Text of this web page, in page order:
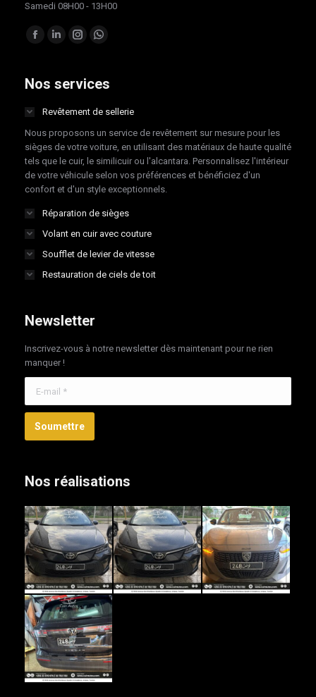
Samedi 08H00 - 13H00
Trouvez nous sur :
Facebook
opens
new
window
LinkedIn
opens
new
window
Instagram
opens
new
window
Whatsapp
opens
new
window
Nos services
Revêtement de sellerie
Nous proposons un service de revêtement sur mesure pour les
sièges de votre voiture, en utilisant des matériaux de haute qualité
tels que le cuir, le similicuir ou l'alcantara. Personnalisez l'intérieur
de votre véhicule selon vos préférences et bénéficiez d'un
confort et d'un style exceptionnels.
Réparation de sièges
Volant en cuir avec couture
Soufflet de levier de vitesse
Restauration de ciels de toit
Newsletter
Inscrivez-vous à notre newsletter dès maintenant pour ne rien
manquer !
Soumettre
Nos réalisations